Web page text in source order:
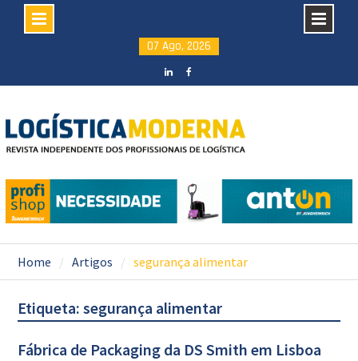
content
07 Ago, 2026
Home Artigos segurança alimentar
Etiqueta: segurança alimentar
Fábrica de Packaging da DS Smith em Lisboa